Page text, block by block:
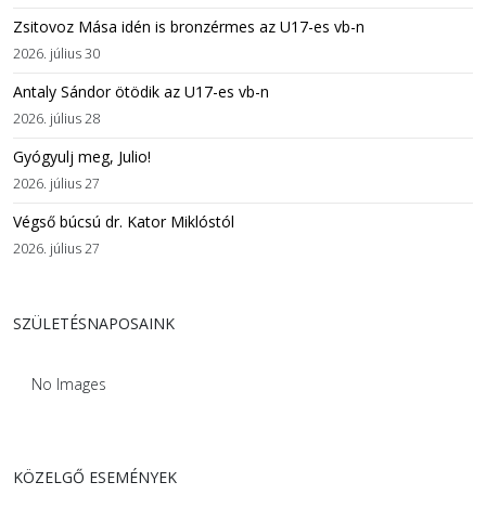
Zsitovoz Mása idén is bronzérmes az U17-es vb-n
2026. július 30
Antaly Sándor ötödik az U17-es vb-n
2026. július 28
Gyógyulj meg, Julio!
2026. július 27
Végső búcsú dr. Kator Miklóstól
2026. július 27
SZÜLETÉSNAPOSAINK
No Images
KÖZELGŐ ESEMÉNYEK